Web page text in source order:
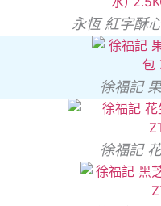
永恆 紅字酥
徐福記
徐福記